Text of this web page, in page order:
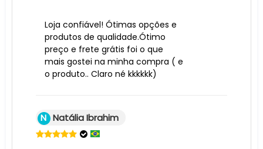
Loja confiável! Ótimas opções e
produtos de qualidade.Ótimo
preço e frete grátis foi o que
mais gostei na minha compra ( e
o produto.. Claro né kkkkkk)
N Natália Ibrahim